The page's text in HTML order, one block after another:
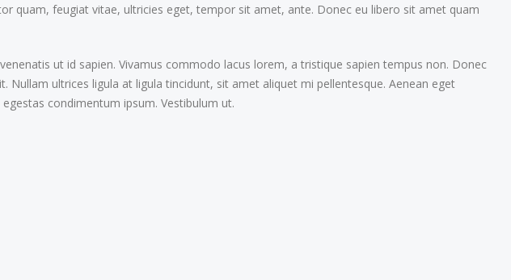
quam, feugiat vitae, ultricies eget, tempor sit amet, ante. Donec eu libero sit amet quam
ut id sapien. Vivamus commodo lacus lorem, a tristique sapien tempus non. Donec
ultrices ligula at ligula tincidunt, sit amet aliquet mi pellentesque. Aenean eget
condimentum ipsum. Vestibulum ut.